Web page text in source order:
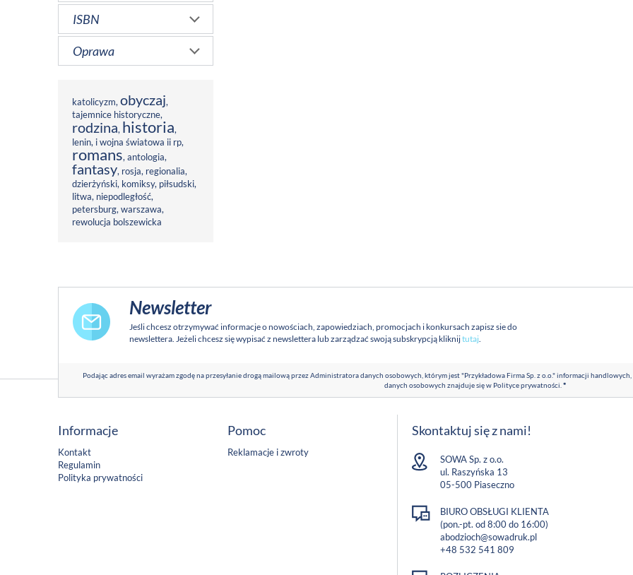
ISBN
Oprawa
katolicyzm,obyczaj,
tajemnice historyczne,
rodzina, historia,
lenin, i wojna światowa ii rp,
romans,antologia,
fantasy, rosja, regionalia,
dzierżyński, komiksy, piłsudski,
litwa, niepodległość,
petersburg,warszawa,
rewolucja bolszewicka
Newsletter
Jeśli chcesz otrzymywać informacje o nowościach, zapowiedziach, promocjach i konkursach zapisz sie do
newslettera. Jeżeli chcesz się wypisać z newslettera lub zarządzać swoją subskrypcją kliknijtutaj.
Podając adres email wyrażam zgodę na przesyłanie drogą mailową przez Administratora danych osobowych, którym jest "Przykładowa Firma Sp. z o.o." informacji
danych osobowych znajduje się w Polityce prywatności.*
Informacje
Kontakt
Regulamin
Polityka prywatności
Pomoc
Reklamacje i zwroty
Skontaktuj się z nami!
SOWA Sp. z o.o.
ul. Raszyńska 13
05-500 Piaseczno
BIURO OBSŁUGI KLIENTA
(pon.-pt. od 8:00 do 16:00)
abodzioch@sowadruk.pl
+48 532 541 809